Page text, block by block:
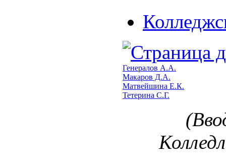
Генералов А.А.
Макаров Д.А.
Матвейшина Е.К.
Тетерина С.Г.